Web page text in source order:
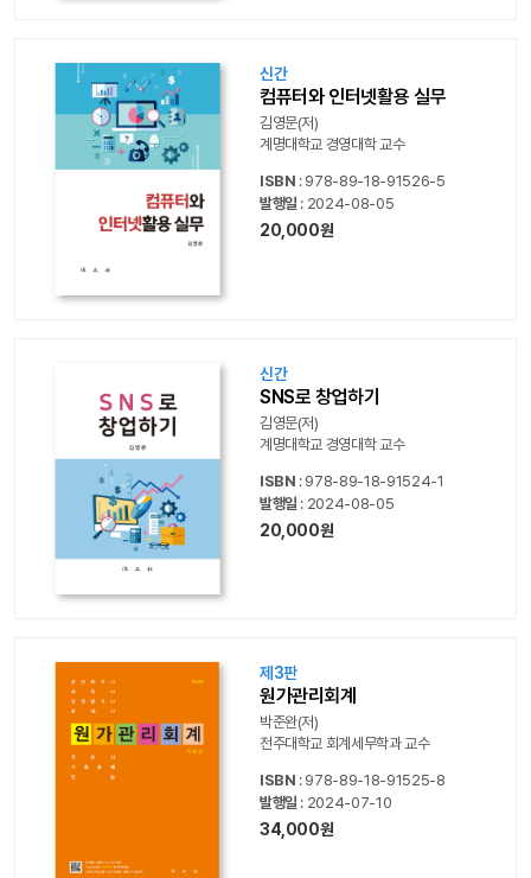
신간
컴퓨터와 인터넷활용 실무
김영문(저)
계명대학교 경영대학 교수
ISBN : 978-89-18-91526-5
발행일 : 2024-08-05
20,000원
신간
SNS로 창업하기
김영문(저)
계명대학교 경영대학 교수
ISBN : 978-89-18-91524-1
발행일 : 2024-08-05
20,000원
제3판
원가관리회계
박준완(저)
전주대학교 회계세무학과 교수
ISBN : 978-89-18-91525-8
발행일 : 2024-07-10
34,000원